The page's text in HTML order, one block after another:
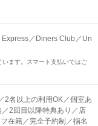
／Diners Club／Un
ます。スマート支払いではご
2名以上の利用OK／個室あ
2回目以降特典あり／店
在籍／完全予約制／指名